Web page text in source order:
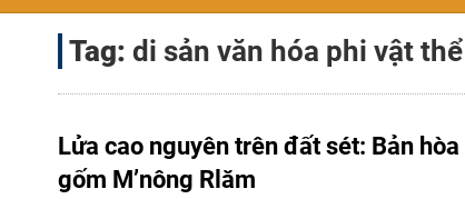
Tag: di sản văn hóa phi vật
Lửa cao nguyên trên đất sét: Bản
gốm M’nông Rlăm